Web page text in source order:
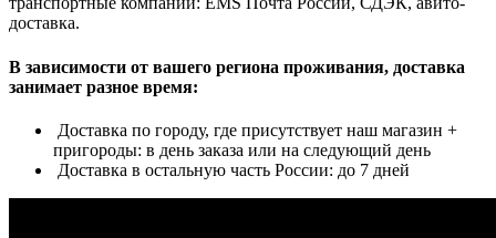
доставка.
В зависимости от вашего региона проживания, доставка
занимает разное время:
Доставка по городу, где присутствует наш магазин +
пригороды: в день заказа или на следующий день
Доставка в остальную часть России: до 7 дней